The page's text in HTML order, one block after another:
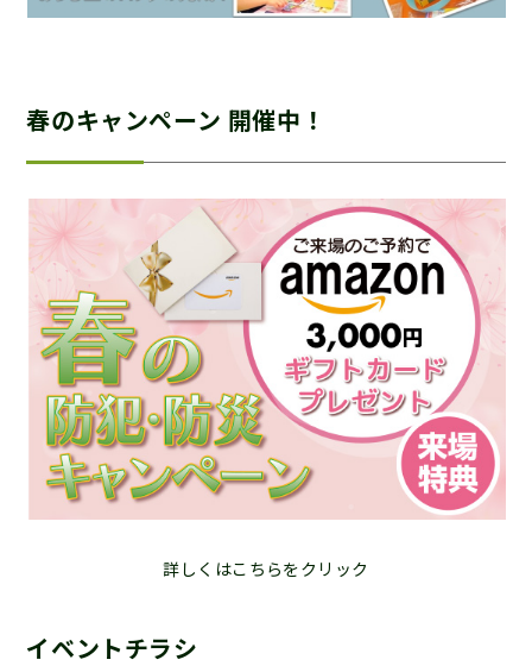
春のキャンペーン 開催中！
詳しくはこちらをクリック
イベントチラシ